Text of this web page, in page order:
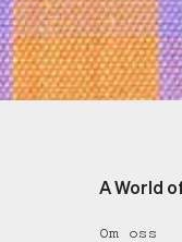
A World
Om oss